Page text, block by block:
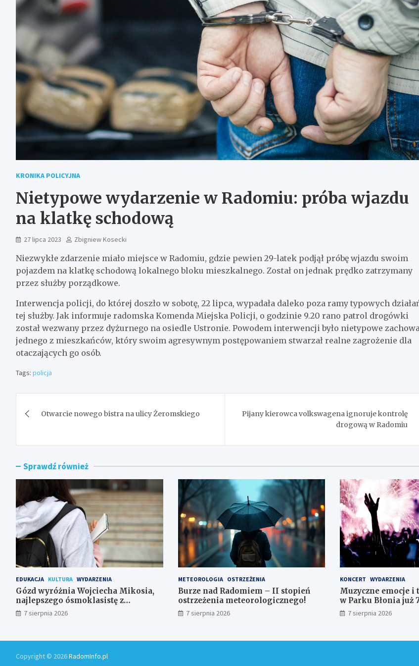
KRONIKA POLICYJNA
Nietypowe wydarzenie w Radomiu: próba wjazdu
na klatkę schodową
27 lipca 2023 Zbigniew Kosecki
Niezwykłe zdarzenie miało miejsce w Radomiu, gdzie pewien 29-latek podjął próbę wjazdu swoim
pojazdem na klatkę schodową lokalnego bloku mieszkalnego. Został on jednak prędko zatrzymany
przez służby porządkowe.
Interwencja policji, do której doszło w sobotę, 22 lipca, wypadała daleko poza ramy typowych
tej służby. Jak informuje radomska Komenda Miejska Policji, o godzinie 9.20 rano patrol drogówki
został wezwany przez dyżurnego na osiedle Ustronie. Powodem interwencji było nietypowe
jednego z mieszkańców, który swoim agresywnym postępowaniem stwarzał realne zagrożenie dla
otaczających go osób.
Tags: policja
wpisu
Otwarcie nowego bistra na ulicy Żeromskiego
Pijany kierowca volkswagena ignoruje kontrolę
drogową w Radomiu
Sprawdź również
EDUKACJA KULTURA WYDARZENIA
Gózd wyróżnia Wojciecha Mikosia,
najlepszego ósmoklasistę z
doskonałymi wynikami!
7 sierpnia 2026
METEOROLOGIA OSTRZEŻENIA
Burze nad Radomiem – II stopień
ostrzeżenia meteorologicznego!
7 sierpnia 2026
KONCERT WYDARZENIA
Muzyczne emocje i
w Parku Błonia już
7 sierpnia 2026
Copyright © 2026RadomInfo.pl